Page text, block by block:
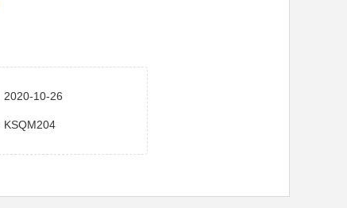
2020-10-26
KSQM204